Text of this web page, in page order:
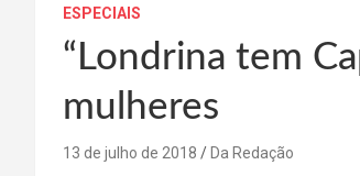
ESPECIAIS
“Londrina tem
mulheres
13 de julho de 2018 Da Redação